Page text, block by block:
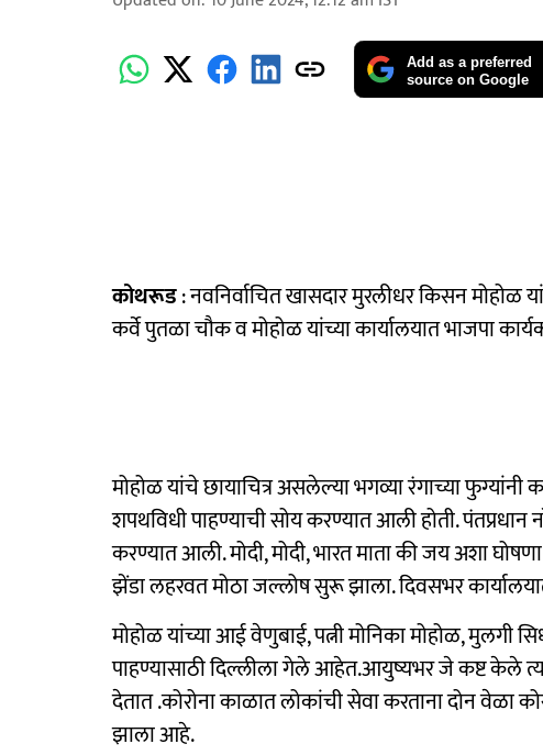
Add as a preferred
source on Google
कोथरूड: नवनिर्वाचित खासदार मुरलीधर किसन मोहोळ
कर्वे पुतळा चौक व मोहोळ यांच्या कार्यालयात भाजपा
मोहोळ यांचे छायाचित्र असलेल्या भगव्या रंगाच्या फुग्यांनी
शपथविधी पाहण्याची सोय करण्यात आली होती.
करण्यात आली. मोदी, मोदी, भारत माता की जय अशा
झेंडा लहरवत मोठा जल्लोष सुरू झाला. दिवसभर
मोहोळ यांच्या आई वेणुबाई, पत्नी मोनिका मोहोळ, मुलगी
पाहण्यासाठी दिल्लीला गेले आहेत.आयुष्यभर जे कष्ट
देतात .कोरोना काळात लोकांची सेवा करताना दोन वेळा
झाला आहे.